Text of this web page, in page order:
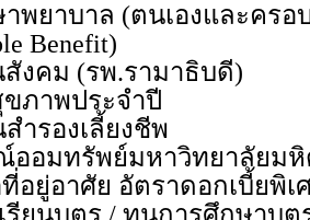
พยาบาล (ตนเองและคร
Benefit)
งคม (รพ.รามาธิบดี)
ภาพประจำปี
ำรองเลี้ยงชีพ
ออมทรัพย์มหาวิทยาลัยม
อยู่อาศัย อัตราดอกเบี้ยพิ